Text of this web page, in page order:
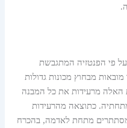
פי הפנטזיה המתגבשת
מבחוץ מכונות גדולות
האלה מרעידות את כל המבנה
כתוצאה מהרעידות
מסתתרים מתחת לאדמה, בהכרח